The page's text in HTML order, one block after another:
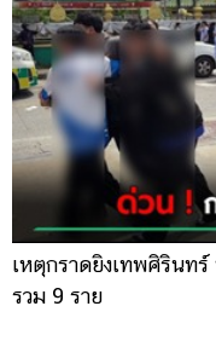
เหตุกราดยิงเทพศิรินท
รวม 9 ราย